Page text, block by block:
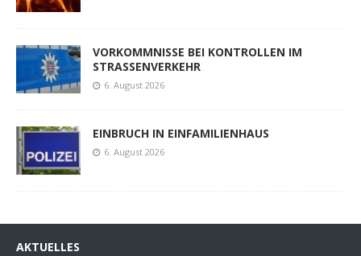
VORKOMMNISSE BEI KONTROLLEN IM
STRASSENVERKEHR
6. August 2026
EINBRUCH IN EINFAMILIENHAUS
6. August 2026
AKTUELLES